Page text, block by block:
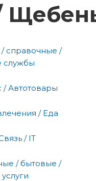
справочные /
службы
/ Автотовары
/ Еда
/ IT
/ бытовые /